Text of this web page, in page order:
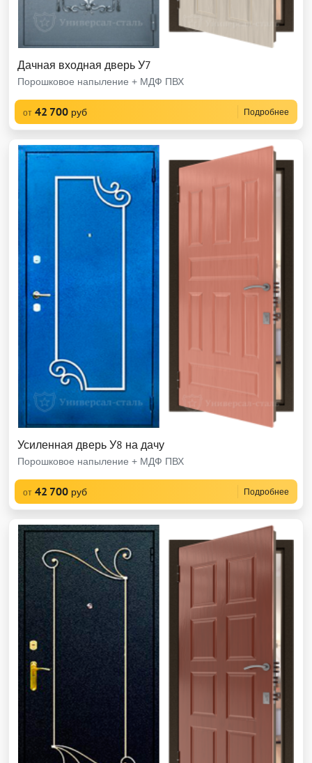
Дачная входная дверь У7
Порошковое напыление + МДФ ПВХ
от 42 700 руб Подробнее
Усиленная дверь У8 на дачу
Порошковое напыление + МДФ ПВХ
от 42 700 руб Подробнее